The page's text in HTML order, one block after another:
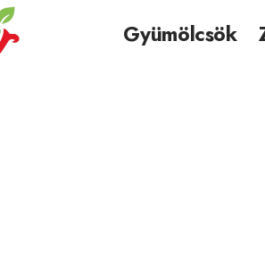
Gyümölcsök